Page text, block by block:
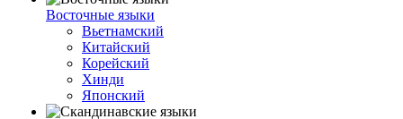
Восточные языки
Вьетнамский
Китайский
Корейский
Хинди
Японский